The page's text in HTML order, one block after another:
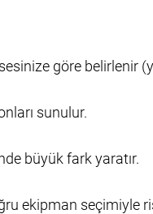
göre belirlenir
sunulur.
büyük fark yaratır.
ekipman seçimiyle